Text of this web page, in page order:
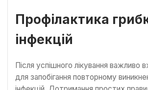
Профілактика
інфекцій
Після успішного лікування важливо
для запобігання повторному